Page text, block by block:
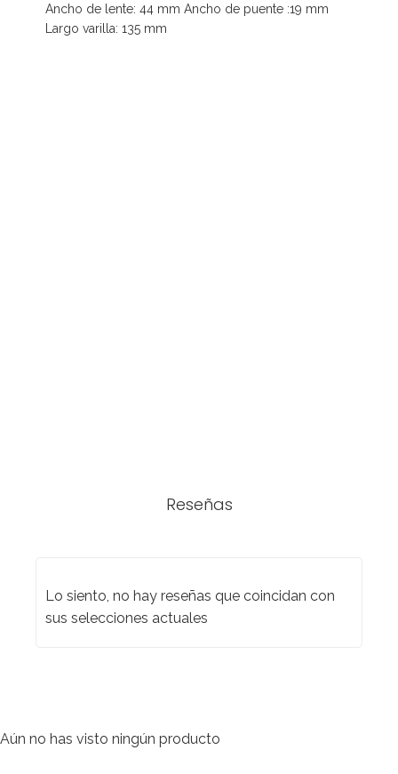
Ancho de lente: 44 mm Ancho de puente :19 mm
Largo varilla: 135 mm
Reseñas
Lo siento, no hay reseñas que coincidan con
sus selecciones actuales
Aún no has visto ningún producto